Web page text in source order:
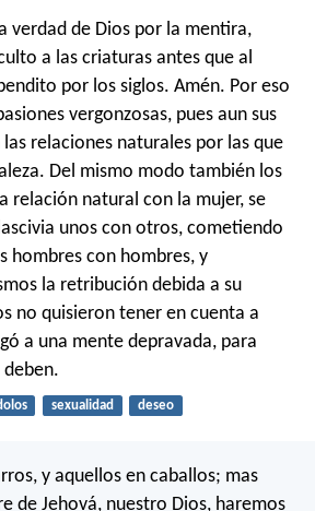
verdad de Dios por la mentira,
a las criaturas antes que al
por los siglos. Amén. Por eso
vergonzosas, pues aun sus
relaciones naturales por las que
Del mismo modo también los
relación natural con la mujer, se
unos con otros, cometiendo
hombres con hombres, y
la retribución debida a su
no quisieron tener en cuenta a
a una mente depravada, para
deben.
sexualidad deseo
y aquellos en caballos; mas
de Jehová, nuestro Dios, haremos